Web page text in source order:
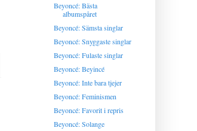
Beyoncé: Bästa
albumspåret
Beyoncé: Sämsta singlar
Beyoncé: Snyggaste singlar
Beyoncé: Fulaste singlar
Beyoncé: Beyincé
Beyoncé: Inte bara tjejer
Beyoncé: Feminismen
Beyoncé: Favorit i repris
Beyoncé: Solange